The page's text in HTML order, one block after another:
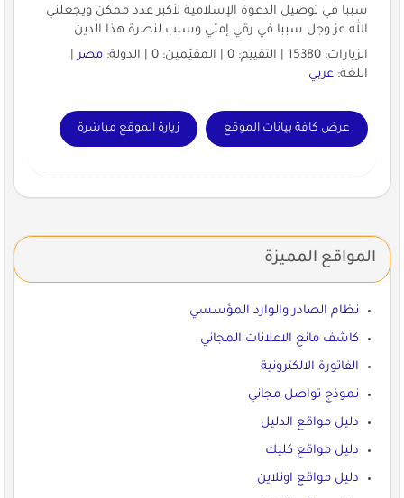
سببا في توصيل الدعوة الإسلامية لأكبر عدد ممكن ويجعلني
الله عز وجل سببا في رقي إمتي وسبب لنصرة هذا الدين
الزيارات: 15380 | التقييم: 0 | المقيّمين: 0 | الدولة:
مصر|
اللغة: عربي
عرض كافة بيانات الموقع زيارة الموقع مباشرة
المواقع المميزة
نظام الصادر والوارد المؤسسي
كاشف مانع الاعلانات المجاني
الفاتورة الالكترونية
نموذج تواصل مجاني
دليل مواقع الدليل
دليل مواقع كليك
دليل مواقع اونلاين